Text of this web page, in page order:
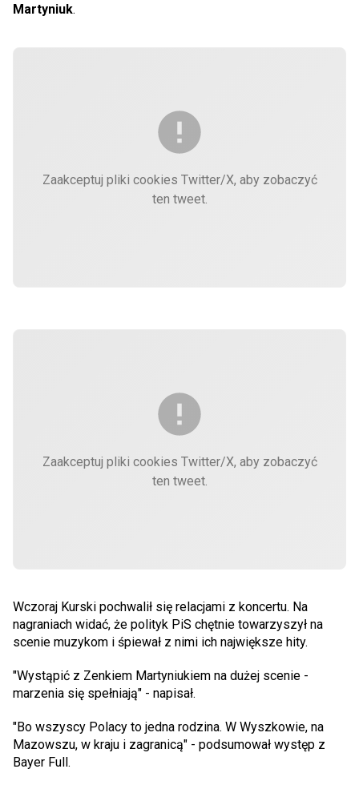
Martyniuk.
Zaakceptuj pliki cookies Twitter/X, aby zobaczyć
ten tweet.
Zaakceptuj pliki cookies Twitter/X, aby zobaczyć
ten tweet.
Wczoraj Kurski pochwalił się relacjami z koncertu. Na
nagraniach widać, że polityk PiS chętnie towarzyszył na
scenie muzykom i śpiewał z nimi ich największe hity.
"Wystąpić z Zenkiem Martyniukiem na dużej scenie -
marzenia się spełniają" - napisał.
"Bo wszyscy Polacy to jedna rodzina. W Wyszkowie, na
Mazowszu, w kraju i zagranicą" - podsumował występ z
Bayer Full.